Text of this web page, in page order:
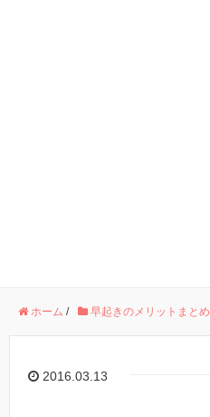
ホーム / 早起きのメリットまとめ
2016.03.13